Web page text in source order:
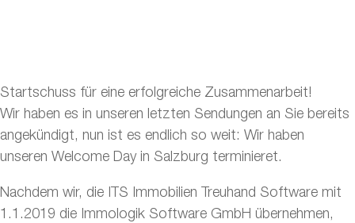
Startschuss für eine erfolgreiche Zusammenarbeit!
Wir haben es in unseren letzten Sendungen an Sie bereits
angekündigt, nun ist es endlich so weit: Wir haben
unseren Welcome Day in Salzburg terminieret.
Nachdem wir, die ITS Immobilien Treuhand Software mit
1.1.2019 die Immologik Software GmbH übernehmen,